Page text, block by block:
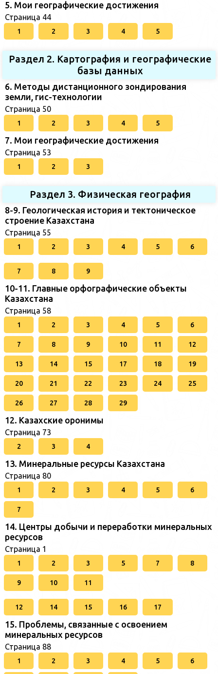
5. Мои географические достижения
Страница 44
1 2 3 4 5
Раздел 2. Картография и географические
базы данных
6. Методы дистанционного зондирования
земли, гис-технологии
Страница 50
1 2 3 4 5
7. Мои географические достижения
Страница 53
1 2 3
Раздел 3. Физическая география
8-9. Геологическая история и тектоническое
строение Казахстана
Страница 55
1 2 3 4 5 6
7 8 9
10-11. Главные орфографические объекты
Казахстана
Страница 58
1 2 3 4 5 6
7 8 9 10 11 12
13 14 15 17 18 19
20 21 22 23 24 25
26 27 28 29
12. Казахские оронимы
Страница 73
2 3 4
13. Минеральные ресурсы Казахстана
Страница 80
1 2 3 4 5 6
7
14. Центры добычи и переработки минеральных
ресурсов
Страница 1
1 2 3 5 7 8
9 10 11
12 14 15 16 17
15. Проблемы, связанные с освоением
минеральных ресурсов
Страница 88
1 2 3 4 5 6